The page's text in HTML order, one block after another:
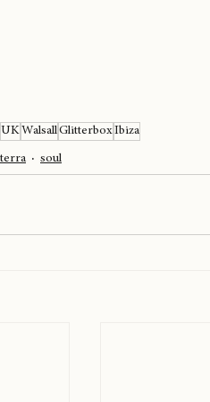
UKWalsallGlitterboxIbiza